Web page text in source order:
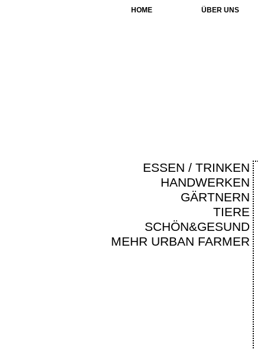
HOME ÜBER UNS
ESSEN / TRINKEN
HANDWERKEN
GÄRTNERN
TIERE
SCHÖN&GESUND
MEHR URBAN FARMER